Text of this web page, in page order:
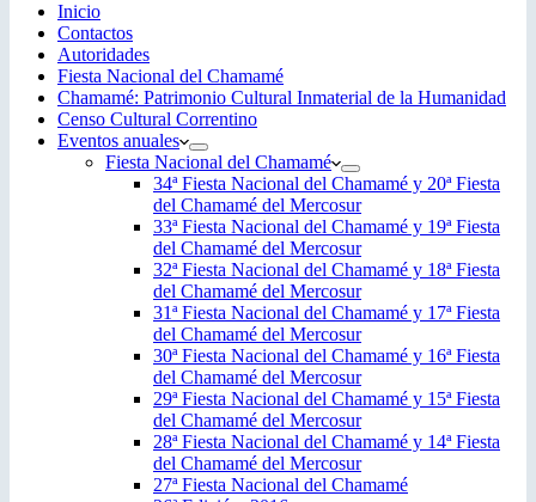
Inicio
Contactos
Autoridades
Fiesta Nacional del Chamamé
Chamamé: Patrimonio Cultural Inmaterial de la Humanidad
Censo Cultural Correntino
Eventos anuales
Fiesta Nacional del Chamamé
34ª Fiesta Nacional del Chamamé y 20ª Fiesta
del Chamamé del Mercosur
33ª Fiesta Nacional del Chamamé y 19ª Fiesta
del Chamamé del Mercosur
32ª Fiesta Nacional del Chamamé y 18ª Fiesta
del Chamamé del Mercosur
31ª Fiesta Nacional del Chamamé y 17ª Fiesta
del Chamamé del Mercosur
30ª Fiesta Nacional del Chamamé y 16ª Fiesta
del Chamamé del Mercosur
29ª Fiesta Nacional del Chamamé y 15ª Fiesta
del Chamamé del Mercosur
28ª Fiesta Nacional del Chamamé y 14ª Fiesta
del Chamamé del Mercosur
27ª Fiesta Nacional del Chamamé